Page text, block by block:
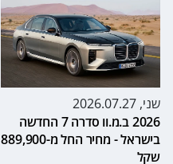
שני, 2026.07.27
2026 ב.מ.וו סדרה 7 החדשה
בישראל - מחיר החל מ-889,900
שקל